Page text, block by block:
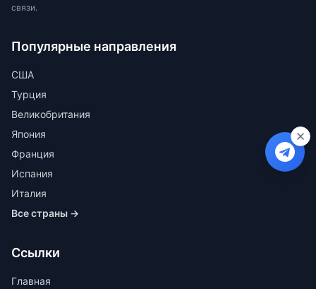
связи.
Популярные направления
США
Турция
Великобритания
Япония
Франция
Испания
Италия
Все страны →
Ссылки
Главная